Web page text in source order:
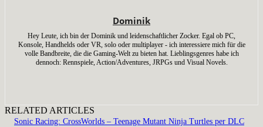
Dominik
Hey Leute, ich bin der Dominik und leidenschaftlicher Zocker. Egal ob PC,
Konsole, Handhelds oder VR, solo oder multiplayer - ich interessiere mich für die
volle Bandbreite, die die Gaming-Welt zu bieten hat. Lieblingsgenres habe ich
dennoch: Rennspiele, Action/Adventures, JRPGs und Visual Novels.
RELATED ARTICLES
Sonic Racing: CrossWorlds – Teenage Mutant Ninja Turtles per DLC